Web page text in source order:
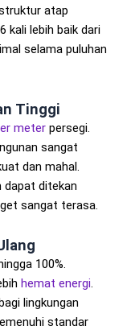
atap
kali lebih baik dari
selama puluhan
Tinggi
meter persegi.
sangat
dan mahal.
dapat ditekan
sangat terasa.
100%.
hemat energi.
lingkungan
standar